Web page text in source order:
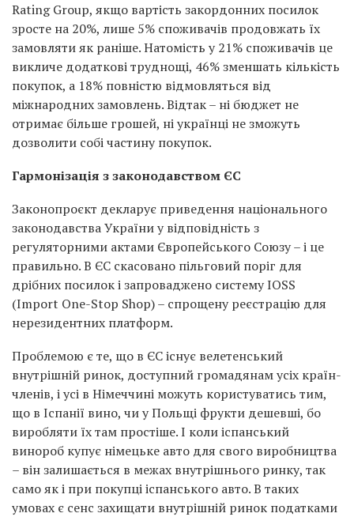
Rating Group, якщо вартість закордонних посилок
зросте на 20%, лише 5% споживачів продовжать їх
замовляти як раніше. Натомість у 21% споживачів це
викличе додаткові труднощі, 46% зменшать кількість
покупок, а 18% повністю відмовляться від
міжнародних замовлень. Відтак – ні бюджет не
отримає більше грошей, ні українці не зможуть
дозволити собі частину покупок.
Гармонізація з законодавством ЄС
Законопроєкт декларує приведення національного
законодавства України у відповідність з
регуляторними актами Європейського Союзу – і це
правильно. В ЄС скасовано пільговий поріг для
дрібних посилок і запроваджено систему IOSS
(Import One-Stop Shop) – спрощену реєстрацію для
нерезидентних платформ.
Проблемою є те, що в ЄС існує велетенський
внутрішній ринок, доступний громадянам усіх країн-
членів, і усі в Німеччині можуть користуватись тим,
що в Іспанії вино, чи у Польщі фрукти дешевші, бо
виробляти їх там простіше. І коли іспанський
винороб купує німецьке авто для свого виробництва
– він залишається в межах внутрішнього ринку, так
само як і при покупці іспанського авто. В таких
умовах є сенс захищати внутрішній ринок податками